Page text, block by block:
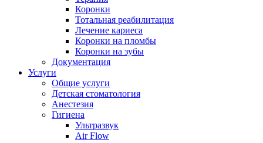
Коронки
Тотальная реабилитация
Лечение кариеса
Коронки на пломбы
Коронки на зубы
Документация
Услуги
Общие услуги
Детская стоматология
Анестезия
Гигиена
Ультразвук
Air Flow